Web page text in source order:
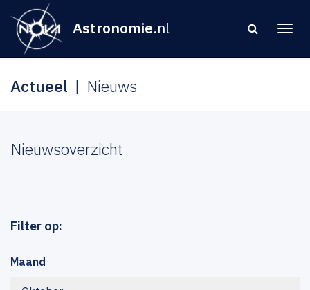
Astronomie.nl
Actueel Nieuws
Nieuwsoverzicht
Filter op:
Maand